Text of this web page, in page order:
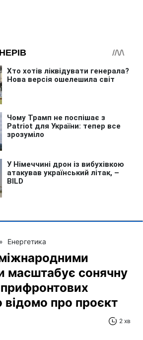
» Енергетика
масштабує сонячну
про проєкт
2 хв